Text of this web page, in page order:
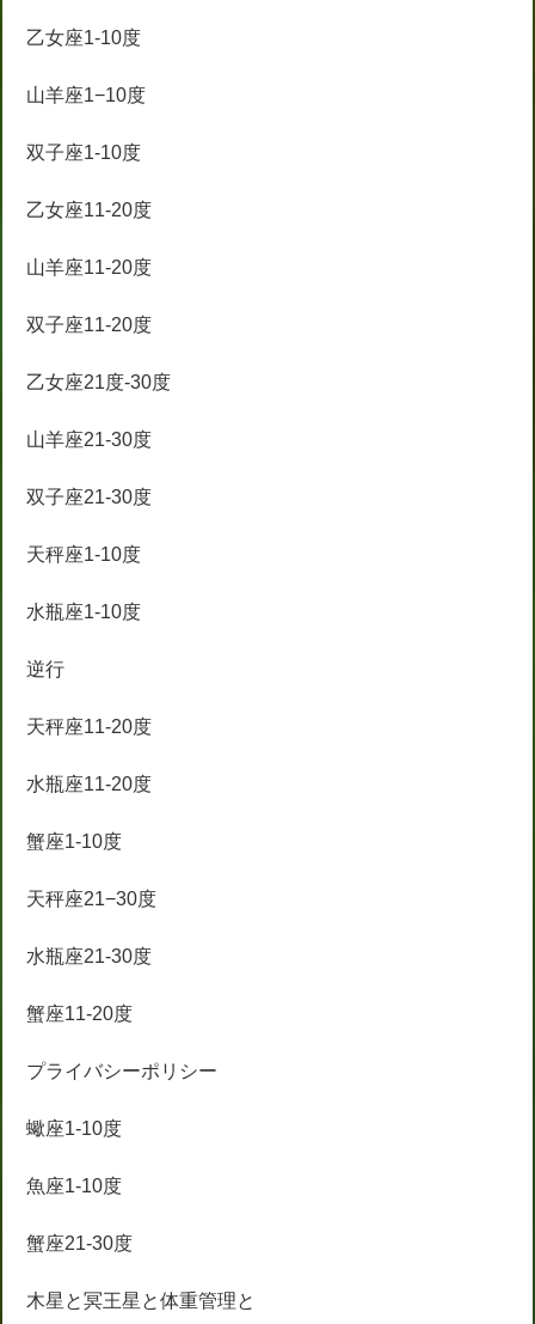
乙女座1-10度
山羊座1−10度
双子座1-10度
乙女座11-20度
山羊座11-20度
双子座11-20度
乙女座21度-30度
山羊座21-30度
双子座21-30度
天秤座1-10度
水瓶座1-10度
逆行
天秤座11-20度
水瓶座11-20度
蟹座1-10度
天秤座21−30度
水瓶座21-30度
蟹座11-20度
プライバシーポリシー
蠍座1-10度
魚座1-10度
蟹座21-30度
木星と冥王星と体重管理と